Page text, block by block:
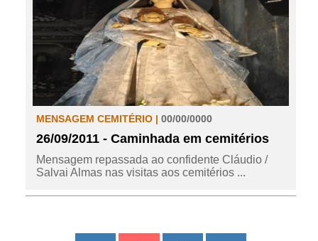
MENSAGEM CEMITÉRIO | 00/00/0000
26/09/2011 - Caminhada em cemitérios
Mensagem repassada ao confidente Cláudio /
Salvai Almas nas visitas aos cemitérios ...